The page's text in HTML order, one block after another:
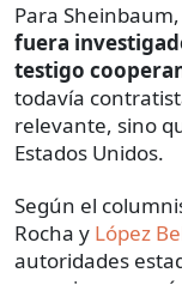
Para Sheinbaum,
fuera
testigo
todavía
relevante, sino
Estados Unidos.
Según el
Rocha y López
autoridades